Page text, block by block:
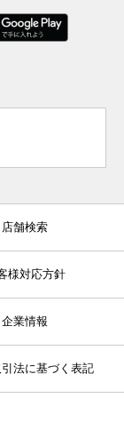
店舗検索
様対応方針
企業情報
法に基づく表記